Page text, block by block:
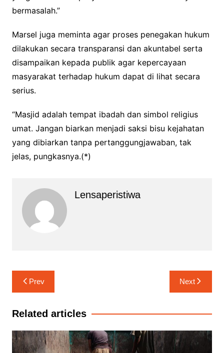
bermasalah.”
Marsel juga meminta agar proses penegakan hukum
dilakukan secara transparansi dan akuntabel serta
disampaikan kepada publik agar kepercayaan
masyarakat terhadap hukum dapat di lihat secara
serius.
“Masjid adalah tempat ibadah dan simbol religius
umat. Jangan biarkan menjadi saksi bisu kejahatan
yang dibiarkan tanpa pertanggungjawaban, tak
jelas, pungkasnya.(*)
Lensaperistiwa
Navigasi
pos
Prev Next
Related articles